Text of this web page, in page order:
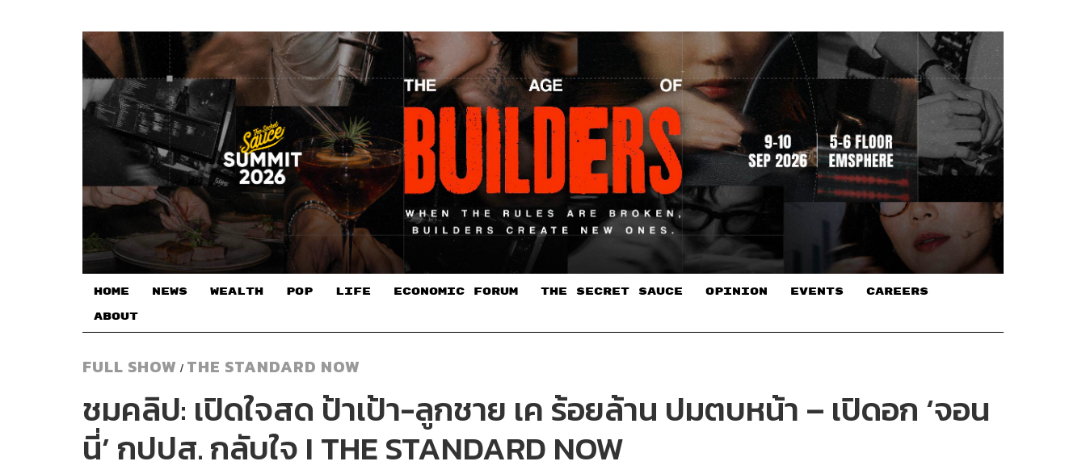
HOME NEWS WEALTH POP LIFE ECONOMIC FORUM THE SECRET SAUCE​ OPINION EVENTS CAREERS
ABOUT
FULL SHOW / THE STANDARD NOW
ชมคลิป: เปิดใจสด ป้าเป้า-ลูกชาย เค ร้อยล้าน ปมตบหน้า – เปิดอก ‘จอน
นี่’ กปปส. กลับใจ I THE STANDARD NOW